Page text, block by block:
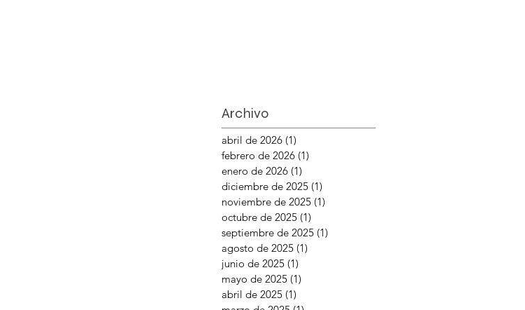
Archivo
abril de 2026 (1)
febrero de 2026 (1)
enero de 2026 (1)
diciembre de 2025 (1)
noviembre de 2025 (1)
octubre de 2025 (1)
septiembre de 2025 (1)
agosto de 2025 (1)
junio de 2025 (1)
mayo de 2025 (1)
abril de 2025 (1)